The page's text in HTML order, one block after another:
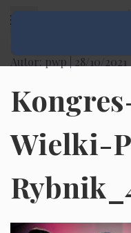
Autor: pwp | 28/10/2021
Wielki-